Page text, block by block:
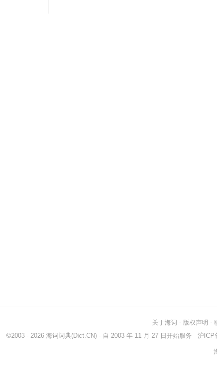
关于海词 - 版权声明 -
©2003 - 2026 海词词典(Dict.CN) - 自 2003 年 11 月 27 日开始服务 沪ICP